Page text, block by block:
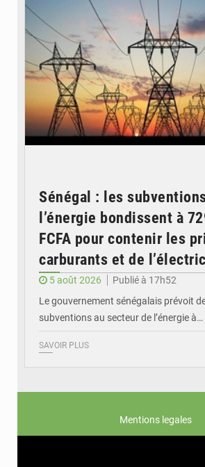
Sénégal : les
l’énergie bondissent à
FCFA pour contenir les
carburants et de
5 août 2026
Publié à 17h52
Le gouvernement sénégalais prévoit
subventions au secteur de l’énergie à…
SAVOIR PLUS
Mentions legales